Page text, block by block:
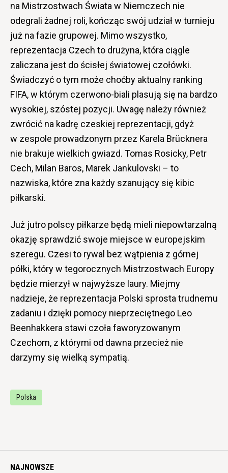
na Mistrzostwach Świata w Niemczech nie
odegrali żadnej roli, kończąc swój udział w turnieju
już na fazie grupowej. Mimo wszystko,
reprezentacja Czech to drużyna, która ciągle
zaliczana jest do ścisłej światowej czołówki.
Świadczyć o tym może choćby aktualny ranking
FIFA, w którym czerwono-biali plasują się na bardzo
wysokiej, szóstej pozycji. Uwagę należy również
zwrócić na kadrę czeskiej reprezentacji, gdyż
w zespole prowadzonym przez Karela Brücknera
nie brakuje wielkich gwiazd. Tomas Rosicky, Petr
Cech, Milan Baros, Marek Jankulovski – to
nazwiska, które zna każdy szanujący się kibic
piłkarski.
Już jutro polscy piłkarze będą mieli niepowtarzalną
okazję sprawdzić swoje miejsce w europejskim
szeregu. Czesi to rywal bez wątpienia z górnej
półki, który w tegorocznych Mistrzostwach Europy
będzie mierzył w najwyższe laury. Miejmy
nadzieje, że reprezentacja Polski sprosta trudnemu
zadaniu i dzięki pomocy nieprzeciętnego Leo
Beenhakkera stawi czoła faworyzowanym
Czechom, z którymi od dawna przecież nie
darzymy się wielką sympatią.
Polska
NAJNOWSZE